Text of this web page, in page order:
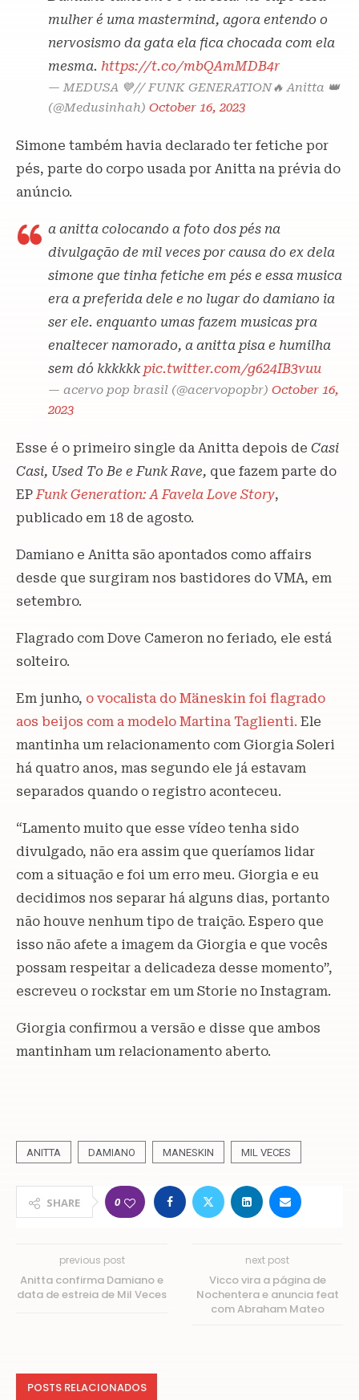
mulher é uma mastermind, agora entendo o
nervosismo da gata ela fica chocada com ela
mesma. https://t.co/mbQAmMDB4r
— MEDUSA 💙// FUNK GENERATION🔥 Anitta 👑
(@Medusinhah) October 16, 2023
Simone também havia declarado ter fetiche por
pés, parte do corpo usada por Anitta na prévia do
anúncio.
a anitta colocando a foto dos pés na
divulgação de mil veces por causa do ex dela
simone que tinha fetiche em pés e essa musica
era a preferida dele e no lugar do damiano ia
ser ele. enquanto umas fazem musicas pra
enaltecer namorado, a anitta pisa e humilha
sem dó kkkkkk pic.twitter.com/g624IB3vuu
— acervo pop brasil (@acervopopbr) October 16,
2023
Esse é o primeiro single da Anitta depois de Casi
Casi, Used To Be e Funk Rave, que fazem parte do
EPFunk Generation: A Favela Love Story,
publicado em 18 de agosto.
Damiano e Anitta são apontados como affairs
desde que surgiram nos bastidores do VMA, em
setembro.
Flagrado com Dove Cameron no feriado, ele está
solteiro.
Em junho, o vocalista do Mäneskin foi flagrado
aos beijos com a modelo Martina Taglienti. Ele
mantinha um relacionamento com Giorgia Soleri
há quatro anos, mas segundo ele já estavam
separados quando o registro aconteceu.
“Lamento muito que esse vídeo tenha sido
divulgado, não era assim que queríamos lidar
com a situação e foi um erro meu. Giorgia e eu
decidimos nos separar há alguns dias, portanto
não houve nenhum tipo de traição. Espero que
isso não afete a imagem da Giorgia e que vocês
possam respeitar a delicadeza desse momento”,
escreveu o rockstar em um Storie no Instagram.
Giorgia confirmou a versão e disse que ambos
mantinham um relacionamento aberto.
ANITTA DAMIANO MANESKIN MIL VECES
SHARE 0
previous post
Anitta confirma Damiano e
data de estreia de Mil Veces
next post
Vicco vira a página de
Nochentera e anuncia feat
com Abraham Mateo
POSTS RELACIONADOS